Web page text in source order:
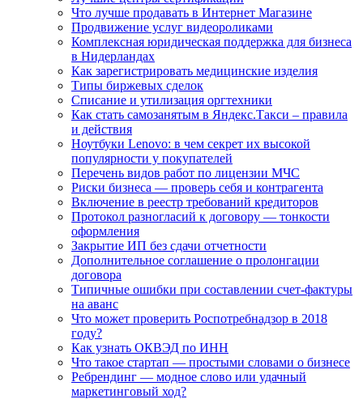
Что лучше продавать в Интернет Магазине
Продвижение услуг видеороликами
Комплексная юридическая поддержка для бизнеса
в Нидерландах
Как зарегистрировать медицинские изделия
Типы биржевых сделок
Списание и утилизация оргтехники
Как стать самозанятым в Яндекс.Такси – правила
и действия
Ноутбуки Lenovo: в чем секрет их высокой
популярности у покупателей
Перечень видов работ по лицензии МЧС
Риски бизнеса — проверь себя и контрагента
Включение в реестр требований кредиторов
Протокол разногласий к договору — тонкости
оформления
Закрытие ИП без сдачи отчетности
Дополнительное соглашение о пролонгации
договора
Типичные ошибки при составлении счет-фактуры
на аванс
Что может проверить Роспотребнадзор в 2018
году?
Как узнать ОКВЭД по ИНН
Что такое стартап — простыми словами о бизнесе
Ребрендинг — модное слово или удачный
маркетинговый ход?